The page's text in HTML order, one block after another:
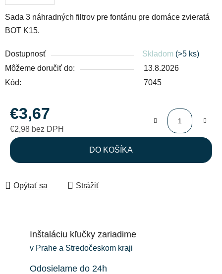
Sada 3 náhradných filtrov pre fontánu pre domáce zvieratá
BOT K15.
Dostupnosť Skladom (>5 ks)
Môžeme doručiť do:
13.8.2026
Kód:
7045
€3,67
€2,98 bez DPH
Jednotková cena:
DO KOŠÍKA
Opýtať sa Strážiť
Inštaláciu kľučky zariadime
v Prahe a Stredočeskom kraji
Odosielame do 24h